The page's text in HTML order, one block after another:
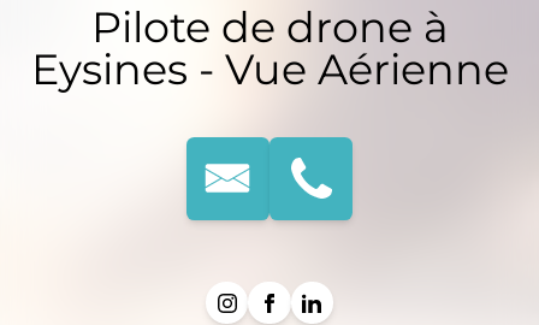
Pilote de drone à
Eysines - Vue Aérienne